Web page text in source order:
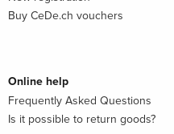
Buy CeDe.ch vouchers
Online help
Frequently Asked Questions
Is it possible to return goods?